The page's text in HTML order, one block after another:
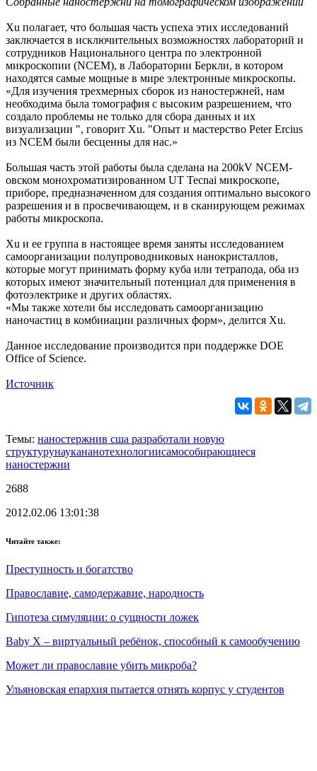
Xu полагает, что большая часть успеха этих исследований
заключается в исключительных возможностях лабораторий и
сотрудников Национального центра по электронной
микроскопии (NCEM), в Лаборатории Беркли, в котором
находятся самые мощные в мире электронные микроскопы.
«Для изучения трехмерных сборок из наностержней, нам
необходима была томография с высоким разрешением, что
создало проблемы не только для сбора данных и их
визуализации ", говорит Xu. "Опыт и мастерство Peter Ercius
из NCEM были бесценны для нас.»
Большая часть этой работы была сделана на 200kV NCEM-
овском монохроматизированном UT Tecnai микроскопе,
приборе, предназначенном для создания оптимально высокого
разрешения и в просвечивающем, и в сканирующем режимах
работы микроскопа.
Xu и ее группа в настоящее время заняты исследованием
самоорганизации полупроводниковых нанокристаллов,
которые могут принимать форму куба или тетрапода, оба из
которых имеют значительный потенциал для применения в
фотоэлектрике и других областях.
«Мы также хотели бы исследовать самоорганизацию
наночастиц в комбинации различных форм», делится Xu.
Данное исследование производится при поддержке DOE
Office of Science.
Источник
Темы: наностержнив сша разработали новую
структурунаукананотехнологиисамособирающиеся
наностержни
2688
2012.02.06 13:01:38
Читайте также:
Преступность и богатство
Православие, самодержавие, народность
Гипотеза симуляции: о сущности ложек
Baby X – виртуальный ребёнок, способный к самообучению
Может ли православие убить микроба?
Ульяновская епархия пытается отнять корпус у студентов